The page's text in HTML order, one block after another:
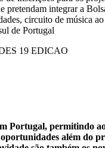
pretendam integrar a
circuito de música
de Portugal
Portugal, permitindo
oportunidades além do